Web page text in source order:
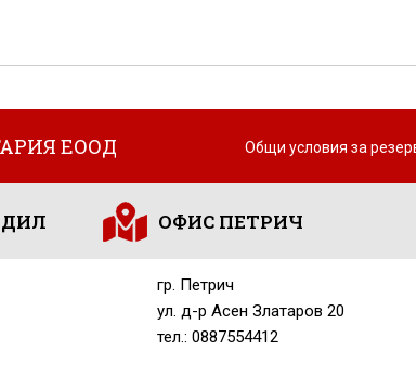
ЕООД Общи условия за
ОФИС ПЕТРИЧ
гр. Петрич
ул. д-р Асен Златаров 20
тел.: 0887554412